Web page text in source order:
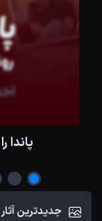
پاندا
جدیدترین